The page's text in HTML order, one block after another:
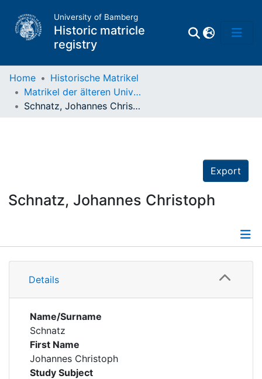
University of Bamberg
Historic matricle
registry
Matrikel
Home
Historische Matrikel
Matrikel der älteren Universität
Schnatz, Johannes Christoph
Export
Schnatz, Johannes Christoph
Details
Details
Name/Surname
Schnatz
First Name
Johannes Christoph
Study Subject